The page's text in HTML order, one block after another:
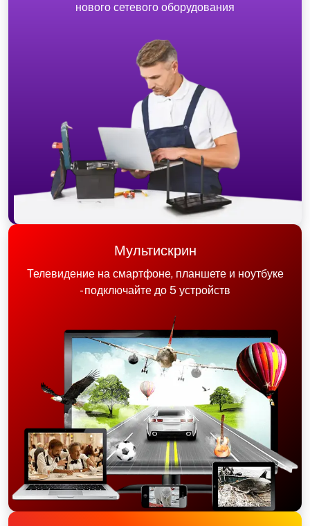
нового сетевого оборудования
Мультискрин
Телевидение на смартфоне, планшете и ноутбуке
- подключайте до 5 устройств